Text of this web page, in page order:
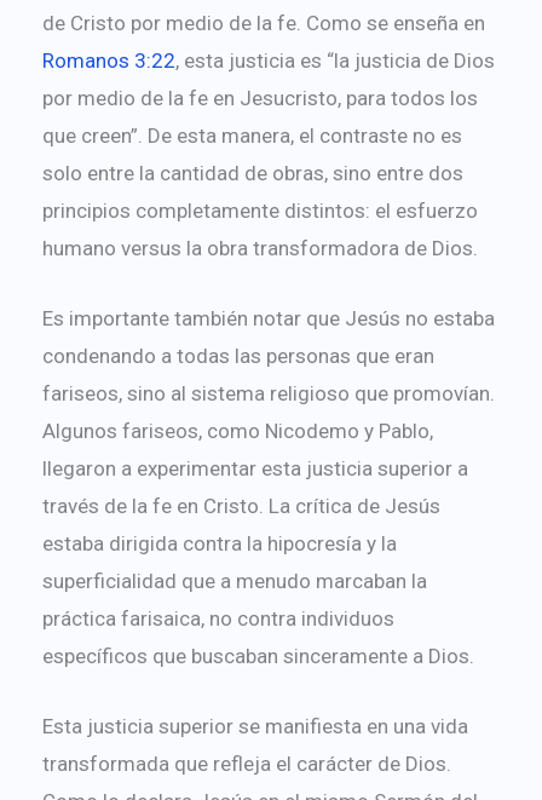
de Cristo por medio de la fe. Como se enseña en
Romanos 3:22, esta justicia es “la justicia de Dios
por medio de la fe en Jesucristo, para todos los
que creen”. De esta manera, el contraste no es
solo entre la cantidad de obras, sino entre dos
principios completamente distintos: el esfuerzo
humano versus la obra transformadora de Dios.
Es importante también notar que Jesús no estaba
condenando a todas las personas que eran
fariseos, sino al sistema religioso que promovían.
Algunos fariseos, como Nicodemo y Pablo,
llegaron a experimentar esta justicia superior a
través de la fe en Cristo. La crítica de Jesús
estaba dirigida contra la hipocresía y la
superficialidad que a menudo marcaban la
práctica farisaica, no contra individuos
específicos que buscaban sinceramente a Dios.
Esta justicia superior se manifiesta en una vida
transformada que refleja el carácter de Dios.